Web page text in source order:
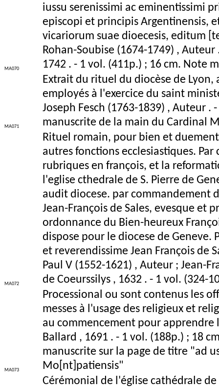
MA070
iussu serenissimi ac eminentissimi
episcopi et principis Argentinensis,
vicariorum suae dioecesis, editum
Rohan-Soubise (1674-1749) ,
1742 . - 1 vol. (411p.) ; 16 cm. Note
MA071
Extrait du rituel du diocèse de Lyon,
employés à l'exercice du saint
Joseph Fesch (1763-1839) , Auteur .
manuscrite de la main du Cardinal
MA072
Rituel romain, pour bien et
autres fonctions ecclesiastiques. Par
rubriques en françois, et la
l'eglise cthedrale de S. Pierre de
audit diocese. par commandement
Jean-François de Sales, evesque et
ordonnance du Bien-heureux
dispose pour le diocese de
et reverendissime Jean François de
Paul V (1552-1621) , Auteur ; Jean-
de Coeurssilys , 1632 . - 1 vol. (324-
MA073
Processional ou sont contenus les
messes à l'usage des religieux et
au commencement pour apprendre
Ballard , 1691 . - 1 vol. (188p.) ; 18
manuscrite sur la page de titre "ad
Mo[nt]patiensis"
Cérémonial de l'église cathédrale